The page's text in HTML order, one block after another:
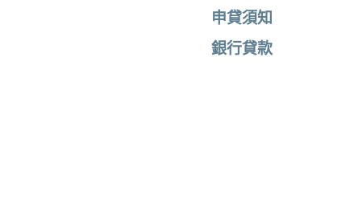
申貸須知
銀行貸款